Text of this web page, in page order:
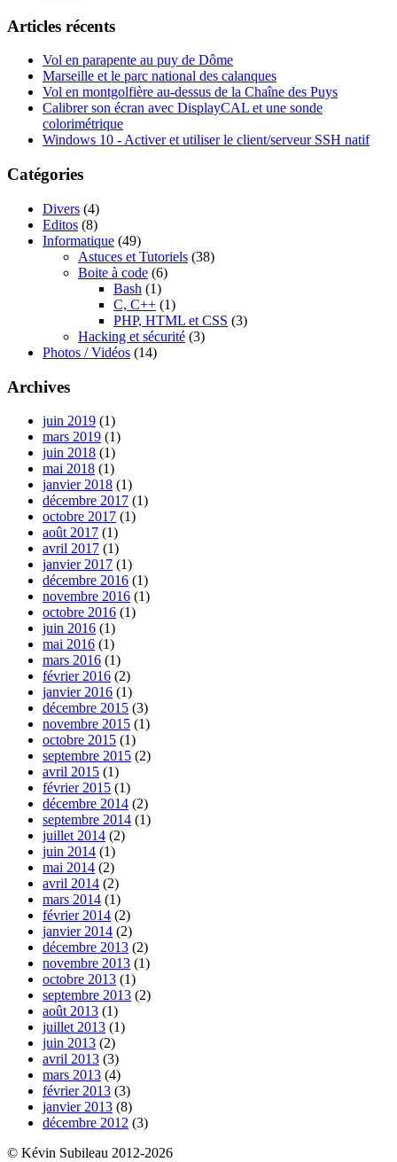
Articles récents
Vol en parapente au puy de Dôme
Marseille et le parc national des calanques
Vol en montgolfière au-dessus de la Chaîne des Puys
Calibrer son écran avec DisplayCAL et une sonde
colorimétrique
Windows 10 - Activer et utiliser le client/serveur SSH natif
Catégories
Divers (4)
Editos (8)
Informatique (49)
Astuces et Tutoriels (38)
Boite à code (6)
Bash (1)
C, C++ (1)
PHP, HTML et CSS (3)
Hacking et sécurité (3)
Photos / Vidéos (14)
Archives
juin 2019 (1)
mars 2019 (1)
juin 2018 (1)
mai 2018 (1)
janvier 2018 (1)
décembre 2017 (1)
octobre 2017 (1)
août 2017 (1)
avril 2017 (1)
janvier 2017 (1)
décembre 2016 (1)
novembre 2016 (1)
octobre 2016 (1)
juin 2016 (1)
mai 2016 (1)
mars 2016 (1)
février 2016 (2)
janvier 2016 (1)
décembre 2015 (3)
novembre 2015 (1)
octobre 2015 (1)
septembre 2015 (2)
avril 2015 (1)
février 2015 (1)
décembre 2014 (2)
septembre 2014 (1)
juillet 2014 (2)
juin 2014 (1)
mai 2014 (2)
avril 2014 (2)
mars 2014 (1)
février 2014 (2)
janvier 2014 (2)
décembre 2013 (2)
novembre 2013 (1)
octobre 2013 (1)
septembre 2013 (2)
août 2013 (1)
juillet 2013 (1)
juin 2013 (2)
avril 2013 (3)
mars 2013 (4)
février 2013 (3)
janvier 2013 (8)
décembre 2012 (3)
© Kévin Subileau 2012-2026